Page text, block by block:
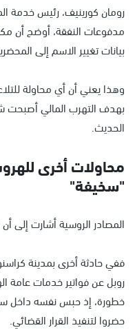
رومان كورينيف، رئيس خدمة
مدفوعات النفقة، أوضح أن
بيانات تغيير الاسم إلى
وهذا يعني أن أي محاولة
بهدف التهرب المالي أصبحت
الحديث.
محاولات أخرى
"سخيفة"
المصادر الروسية أشارت إلى
ففي حادثة أخرى بمدينة
روبل عن فواتير خدمات عامة
خطورة، إذ حبس نفسه داخل
حضروا لتنفيذ القرار القضائي.